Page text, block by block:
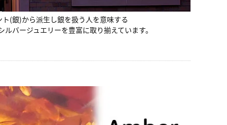
(銀)から派生し銀を扱う人を意味する
バージュエリーを豊富に取り揃えています。